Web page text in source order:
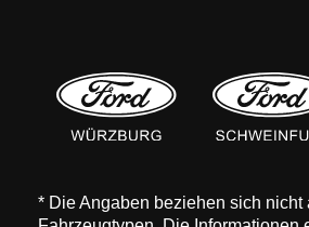
* Die Angaben beziehen sich